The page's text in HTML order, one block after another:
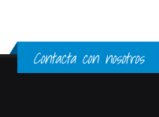
Contacta con nosotros